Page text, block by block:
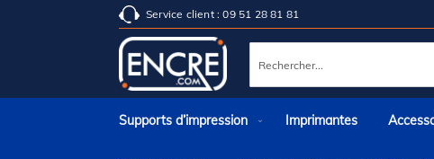
Service client : 09 51 28 81 81
Rechercher
Supports d’impression Imprimantes